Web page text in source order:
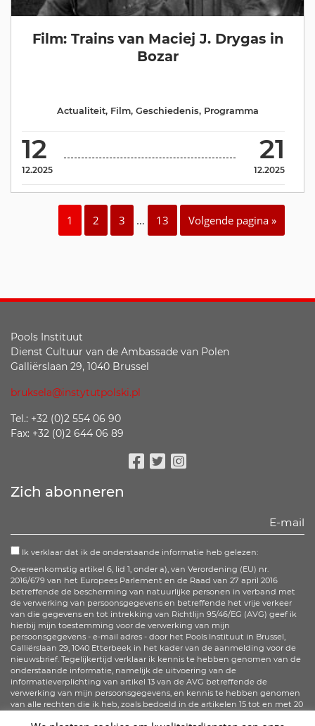
Film: Trains van Maciej J. Drygas in
Bozar
12
12.2025
21
12.2025
Actualiteit, Film, Geschiedenis, Programma
1 2 3 … 13 Volgende pagina »
Pools Instituut
Dienst Cultuur van de Ambassade van Polen
Galliërslaan 29, 1040 Brussel
bruksela@instytutpolski.pl
Tel.: +32 (0)2 554 06 90
Fax: +32 (0)2 644 06 89
Zich abonneren
Ik verklaar dat ik de onderstaande informatie heb gelezen:
Overeenkomstig artikel 6, lid 1, onder a), van Verordening (EU) nr.
2016/679 van het Europees Parlement en de Raad van 27 april 2016
betreffende de bescherming van natuurlijke personen in verband met
de verwerking van persoonsgegevens en betreffende het vrije verkeer
van die gegevens en tot intrekking van Richtlijn 95/46/EG (AVG) geef ik
hierbij mijn toestemming voor de verwerking van mijn
persoonsgegevens - e-mail adres - door het Pools Instituut in Brussel,
Galliërslaan 29, 1040 Etterbeek in het kader van de aanmelding voor de
nieuwsbrief. Tegelijkertijd verklaar ik kennis te hebben genomen van de
onderstaande informatie, namelijk de uitvoering van de
informatieverplichting van artikel 13 van de AVG betreffende de
verwerking van mijn persoonsgegevens, en kennis te hebben genomen
van alle rechten die ik heb, zoals bedoeld in de artikelen 15 tot en met 20